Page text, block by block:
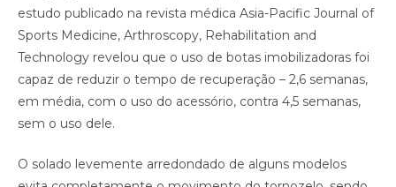
estudo publicado na revista médica Asia-Pacific Journal of
Sports Medicine, Arthroscopy, Rehabilitation and
Technology revelou que o uso de botas imobilizadoras foi
capaz de reduzir o tempo de recuperação – 2,6 semanas,
em média, com o uso do acessório, contra 4,5 semanas,
sem o uso dele.
O solado levemente arredondado de alguns modelos